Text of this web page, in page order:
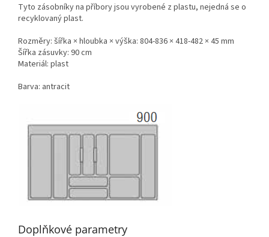
Tyto zásobníky na příbory jsou vyrobené z plastu, nejedná se o
recyklovaný plast.
Rozměry: šířka × hloubka × výška: 804-836 × 418-482 × 45 mm
Šířka zásuvky: 90 cm
Materiál: plast
Barva: antracit
Doplňkové parametry